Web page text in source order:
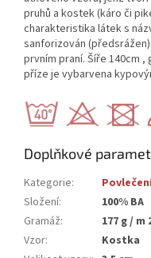
pruhů a kostek (káro či
charakteristika látek s
sanforizován
prvním praní. Šíře 140cm
příze je vybarvena
Doplňkové
Kategorie:
Složení:
100% BA
Gramáž:
177 g / m
Vzor:
Kostka